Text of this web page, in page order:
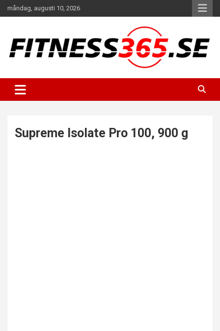
Hoppa
till
måndag, augusti 10, 2026
FITNESS365
Supreme Isolate Pro 100, 900 g